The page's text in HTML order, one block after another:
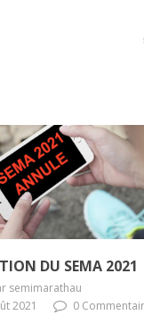
DU SEMA 2021
semimarathau
2021
0